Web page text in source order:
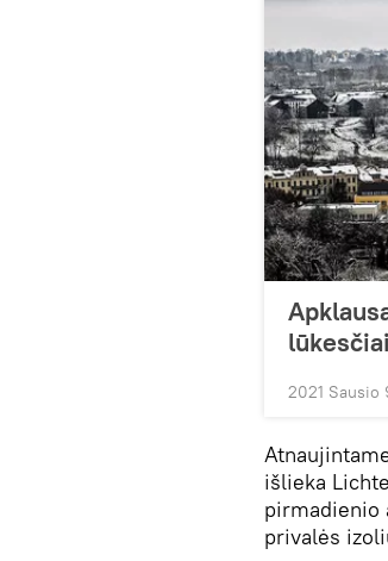
2021 Sausio
išlieka
pirmadienio
privalės